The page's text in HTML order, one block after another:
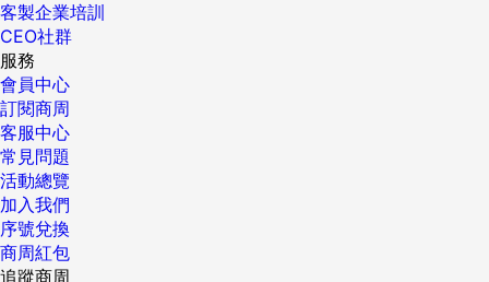
客製企業培訓
CEO社群
服務
會員中心
訂閱商周
客服中心
常見問題
活動總覽
加入我們
序號兌換
商周紅包
追蹤商周